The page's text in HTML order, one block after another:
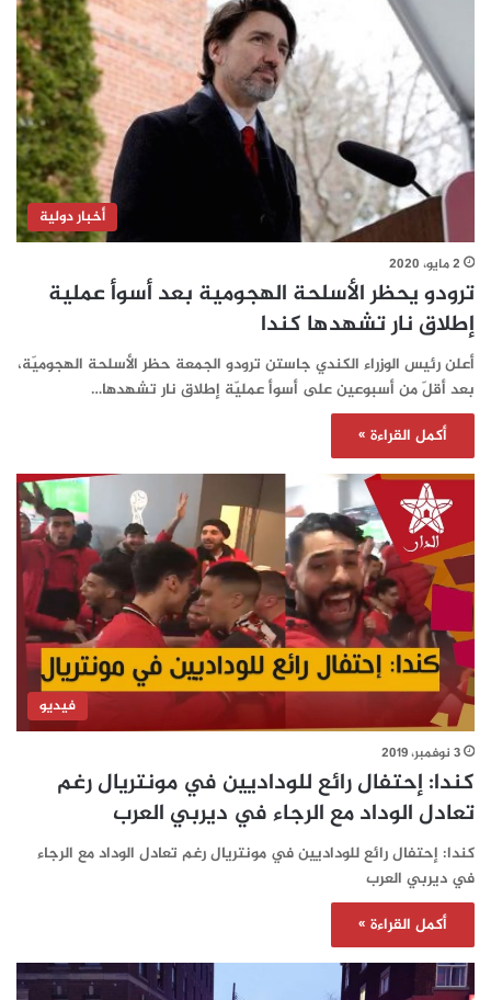
أخبار دولية
2 مايو، 2020
ترودو يحظر الأسلحة الهجومية بعد أسوأ عملية
إطلاق نار تشهدها كندا
أعلن رئيس الوزراء الكندي جاستن ترودو الجمعة حظر الأسلحة الهجوميّة،
بعد أقلّ من أسبوعين على أسوأ عمليّة إطلاق نار تشهدها…
أكمل القراءة »
فيديو
3 نوفمبر، 2019
كندا: إحتفال رائع للوداديين في مونتريال رغم
تعادل الوداد مع الرجاء في ديربي العرب
كندا: إحتفال رائع للوداديين في مونتريال رغم تعادل الوداد مع الرجاء
في ديربي العرب
أكمل القراءة »